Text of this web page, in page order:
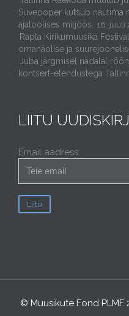
Suveooper kutsub nautima
ajaloolises miljöös.
16. juuli
Rapla Kirikumuusika
omanäolise ja
Juba järgmisel nädalal
kontsert-etendustega
LIITU
Email aadress:
© Muusikute Fond PLMF